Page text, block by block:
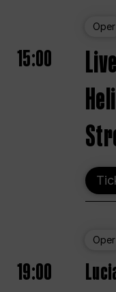
Oper
15:00
Oper
19:00